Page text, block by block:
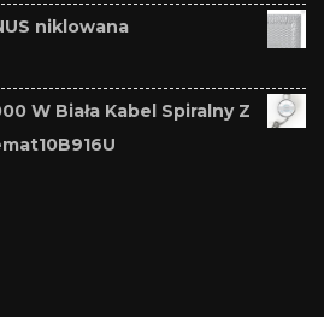
niklowana
W Biała Kabel Spiralny Z